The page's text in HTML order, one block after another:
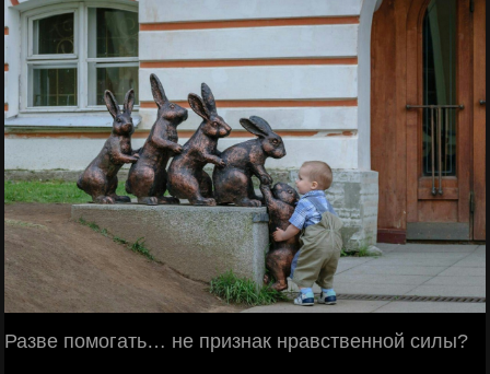
Разве помогать… не признак нравственной силы?